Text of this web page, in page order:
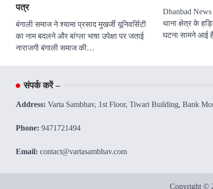
पत्र
बंगाली समाज ने श्यामा प्रसाद मुखर्जी यूनिवर्सिटी
का नाम बदलने और बांग्ला भाषा उपेक्षा पर जताई
नाराजगी बंगाली समाज की…
Dhanbad
थाना क्षेत्र के
घटना सामने आई
संपर्क करें –
Address: Varta Sambhav, 1st Floor, Tiwari Building, Bank
Phone: 9471721494
Email: contact@vartasambhav.com
Copyright ©